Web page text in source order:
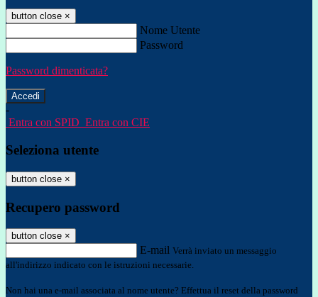
button close ×
Nome Utente
Password
Password dimenticata?
-
Entra con SPID Entra con CIE
Seleziona utente
button close ×
Recupero password
button close ×
E-mail Verrà inviato un messaggio
all'indirizzo indicato con le istruzioni necessarie.
Non hai una e-mail associata al nome utente? Effettua il reset della password